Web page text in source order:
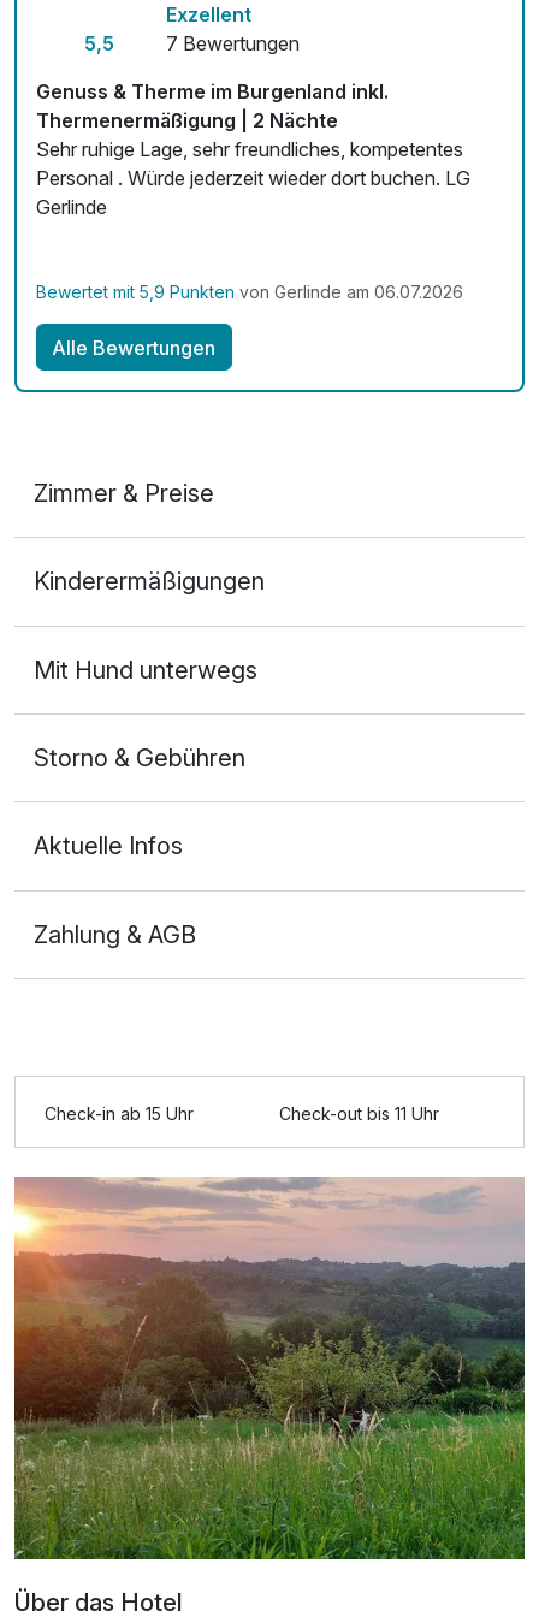
mentalen Techniken.
Durch diese Integration von Körper & mentaler
die Körperhaltung zu verbessern, die Flexibilität zu steigern
und die mentale Klarheit zu fördern. Für Anfänger genauso
wie für erfahrene Praktizierende.
5,5
Exzellent
7 Bewertungen
Genuss & Therme im Burgenland inkl.
Thermenermäßigung | 2 Nächte
Sehr ruhige Lage, sehr freundliches, kompetentes
Personal . Würde jederzeit wieder dort buchen. LG
Gerlinde
Bewertet mit 5,9 Punkten von Gerlinde am 06.07.2026
Alle Bewertungen
Zimmer & Preise
2 Erwachsene und 2 Kinder
Kinderermäßigungen
Mit Hund unterwegs
Storno & Gebühren
Aktuelle Infos
Zahlung & AGB
Check-in ab 15 Uhr Check-out bis 11 Uhr
Über das Hotel